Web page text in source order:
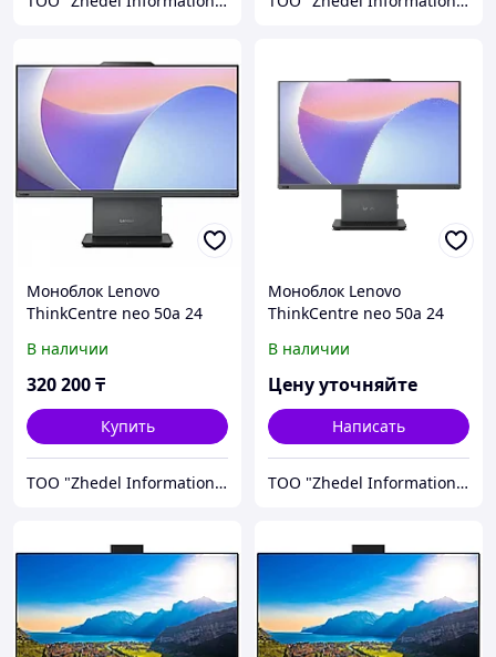
Моноблок Lenovo
ThinkCentre neo 50a 24
В наличии
320 200₸
Купить
ТОО "Zhedel Information Systems"
Моноблок Lenovo
ThinkCentre neo 50a 24
В наличии
Цену уточняйте
Написать
ТОО "Zhedel Information Systems"